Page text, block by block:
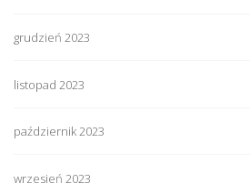
grudzień 2023
listopad 2023
październik 2023
wrzesień 2023